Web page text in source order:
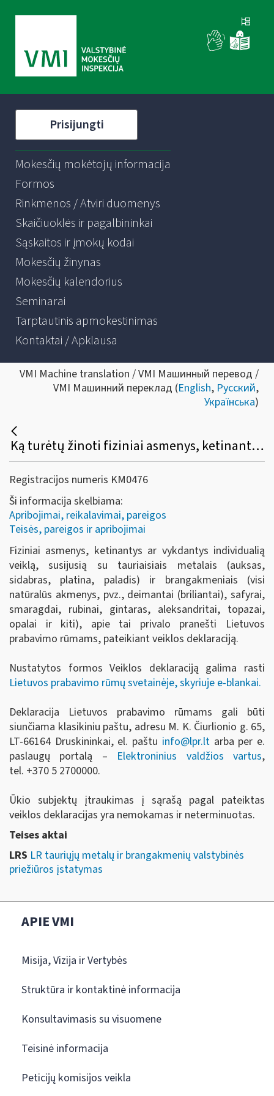
Prisijungti
Mokesčių mokėtojų informacija
Formos
Rinkmenos / Atviri duomenys
Skaičiuoklės ir pagalbininkai
Sąskaitos ir įmokų kodai
Mokesčių žinynas
Mokesčių kalendorius
Seminarai
Tarptautinis apmokestinimas
Kontaktai / Apklausa
VMI Machine translation / VMI Машинный перевод /
VMI Машинний переклад (English, Русский,
Українська)
Ką turėtų žinoti fiziniai asmenys, ketinantys vykdyti veiklą su tauriaisiais metalais ir brangakmeniais?
Registracijos numeris KM0476
Ši informacija skelbiama:
Apribojimai, reikalavimai, pareigos
Teisės, pareigos ir apribojimai
Fiziniai asmenys, ketinantys ar vykdantys individualią
veiklą, susijusią su tauriaisiais metalais (auksas,
sidabras, platina, paladis) ir brangakmeniais (visi
natūralūs akmenys, pvz., deimantai (briliantai), safyrai,
smaragdai, rubinai, gintaras, aleksandritai, topazai,
opalai ir kiti), apie tai privalo pranešti Lietuvos
prabavimo rūmams, pateikiant veiklos deklaraciją.
Nustatytos formos Veiklos deklaraciją galima rasti
Lietuvos prabavimo rūmų svetainėje, skyriuje e-blankai.
Deklaracija Lietuvos prabavimo rūmams gali būti
siunčiama klasikiniu paštu, adresu M. K. Čiurlionio g. 65,
LT-66164 Druskininkai, el. paštu info@lpr.ltarba per e.
paslaugų portalą – Elektroninius valdžios vartus,
tel. +370 5 2700000.
Ūkio subjektų įtraukimas į sąrašą pagal pateiktas
veiklos deklaracijas yra nemokamas ir neterminuotas.
Teises aktai
LRS LR tauriųjų metalų ir brangakmenių valstybinės
priežiūros įstatymas
APIE VMI
Misija, Vizija ir Vertybės
Struktūra ir kontaktinė informacija
Konsultavimasis su visuomene
Teisinė informacija
Peticijų komisijos veikla